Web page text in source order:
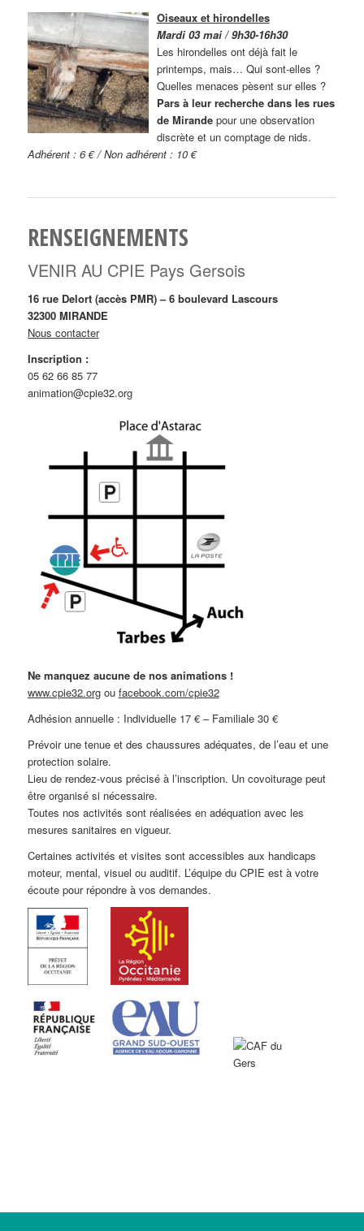
Oiseaux et hirondelles
Mardi 03 mai / 9h30-16h30
Les hirondelles ont déjà fait le
printemps, mais… Qui sont-elles ?
Quelles menaces pèsent sur elles ?
Pars à leur recherche dans les rues
de Mirandepour une observation
discrète et un comptage de nids.
Adhérent : 6 € / Non adhérent : 10 €
RENSEIGNEMENTS
VENIR AU CPIE Pays Gersois
16 rue Delort (accès PMR) – 6 boulevard Lascours
32300 MIRANDE
Nous contacter
Inscription :
05 62 66 85 77
animation@cpie32.org
Ne manquez aucune de nos animations !
www.cpie32.orgou facebook.com/cpie32
Adhésion annuelle : Individuelle 17 € – Familiale 30 €
Prévoir une tenue et des chaussures adéquates, de l’eau et une
protection solaire.
Lieu de rendez-vous précisé à l’inscription. Un covoiturage peut
être organisé si nécessaire.
Toutes nos activités sont réalisées en adéquation avec les
mesures sanitaires en vigueur.
Certaines activités et visites sont accessibles aux handicaps
moteur, mental, visuel ou auditif. L’équipe du CPIE est à votre
écoute pour répondre à vos demandes.